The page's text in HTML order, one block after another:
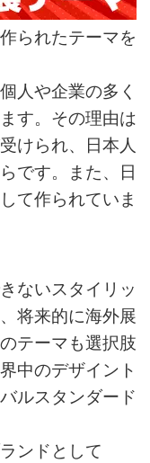
られたテーマを
人や企業の多く
す。その理由は
けられ、日本人
です。また、日
て作られていま
ないスタイリッ
将来的に海外展
テーマも選択肢
中のデザイント
ルスタンダード
ンドとして